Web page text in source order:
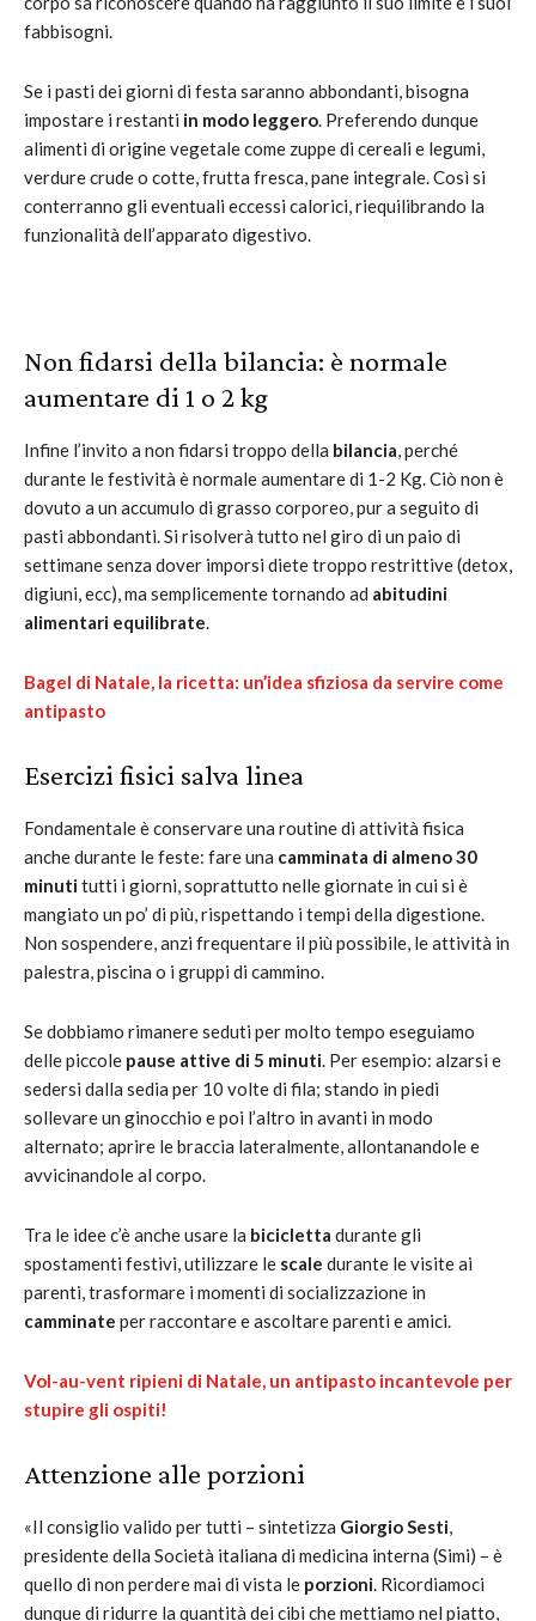
fabbisogni.
Se i pasti dei giorni di festa saranno abbondanti, bisogna
impostare i restanti in modo leggero. Preferendo dunque
alimenti di origine vegetale come zuppe di cereali e legumi,
verdure crude o cotte, frutta fresca, pane integrale. Così si
conterranno gli eventuali eccessi calorici, riequilibrando la
funzionalità dell’apparato digestivo.
Non fidarsi della bilancia: è normale
aumentare di 1 o 2 kg
Infine l’invito a non fidarsi troppo della bilancia, perché
durante le festività è normale aumentare di 1-2 Kg. Ciò non è
dovuto a un accumulo di grasso corporeo, pur a seguito di
pasti abbondanti. Si risolverà tutto nel giro di un paio di
settimane senza dover imporsi diete troppo restrittive (detox,
digiuni, ecc), ma semplicemente tornando ad abitudini
alimentari equilibrate.
Bagel di Natale, la ricetta: un’idea sfiziosa da servire come
antipasto
Esercizi fisici salva linea
Fondamentale è conservare una routine di attività fisica
anche durante le feste: fare una camminata di almeno 30
minutitutti i giorni, soprattutto nelle giornate in cui si è
mangiato un po’ di più, rispettando i tempi della digestione.
Non sospendere, anzi frequentare il più possibile, le attività in
palestra, piscina o i gruppi di cammino.
Se dobbiamo rimanere seduti per molto tempo eseguiamo
delle piccole pause attive di 5 minuti. Per esempio: alzarsi e
sedersi dalla sedia per 10 volte di fila; stando in piedi
sollevare un ginocchio e poi l’altro in avanti in modo
alternato; aprire le braccia lateralmente, allontanandole e
avvicinandole al corpo.
Tra le idee c’è anche usare la bicicletta durante gli
spostamenti festivi, utilizzare le scale durante le visite ai
parenti, trasformare i momenti di socializzazione in
camminate per raccontare e ascoltare parenti e amici.
Vol-au-vent ripieni di Natale, un antipasto incantevole per
stupire gli ospiti!
Attenzione alle porzioni
«Il consiglio valido per tutti – sintetizza Giorgio Sesti,
presidente della Società italiana di medicina interna (Simi) – è
quello di non perdere mai di vista le porzioni. Ricordiamoci
dunque di ridurre la quantità dei cibi che mettiamo nel piatto,